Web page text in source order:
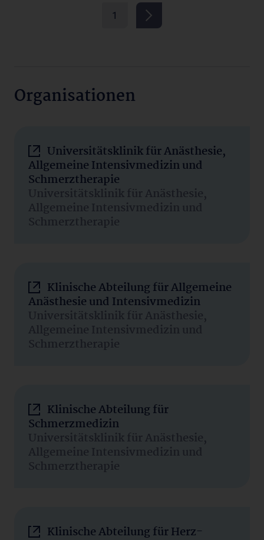
1
Organisationen
Universitätsklinik für Anästhesie,
Allgemeine Intensivmedizin und
Schmerztherapie
Universitätsklinik für Anästhesie,
Allgemeine Intensivmedizin und
Schmerztherapie
Klinische Abteilung für Allgemeine
Anästhesie und Intensivmedizin
Universitätsklinik für Anästhesie,
Allgemeine Intensivmedizin und
Schmerztherapie
Klinische Abteilung für
Schmerzmedizin
Universitätsklinik für Anästhesie,
Allgemeine Intensivmedizin und
Schmerztherapie
Klinische Abteilung für Herz-